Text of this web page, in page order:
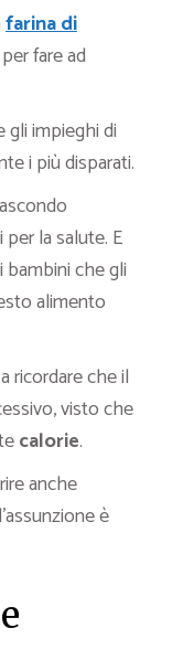
farina di
per fare ad
gli impieghi di
i più disparati.
la salute. E
che gli
alimento
ricordare che il
visto che
calorie.
anche
è